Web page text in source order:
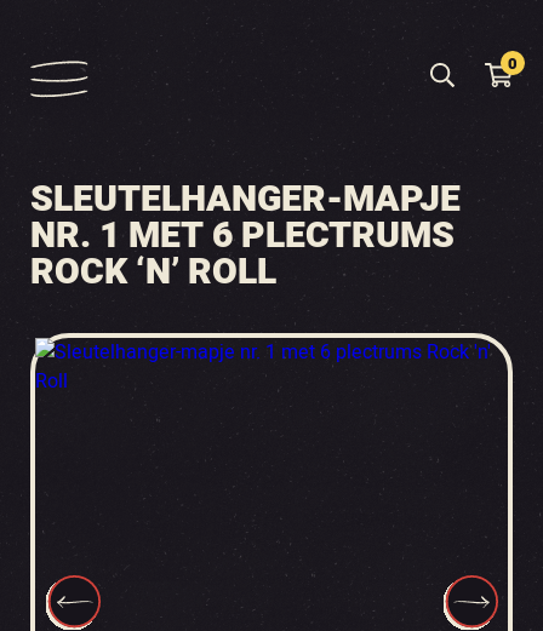
0
SLEUTELHANGER-MAPJE
NR. 1 MET 6 PLECTRUMS
ROCK ‘N’ ROLL